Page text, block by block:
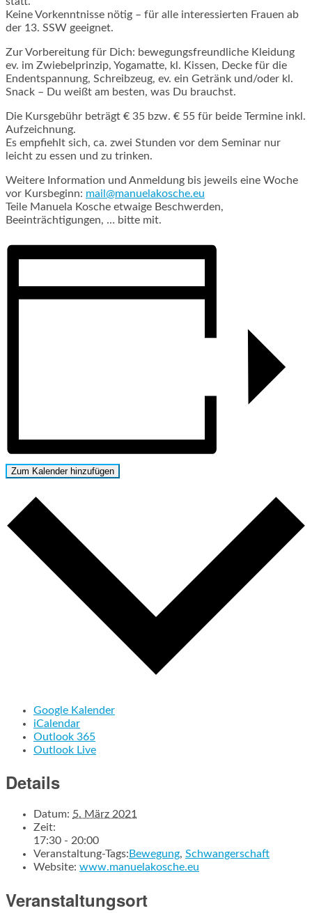
Keine Vorkenntnisse nötig – für alle interessierten Frauen ab
der 13. SSW geeignet.
Zur Vorbereitung für Dich: bewegungsfreundliche Kleidung
ev. im Zwiebelprinzip, Yogamatte, kl. Kissen, Decke für die
Endentspannung, Schreibzeug, ev. ein Getränk und/oder kl.
Snack – Du weißt am besten, was Du brauchst.
Die Kursgebühr beträgt € 35 bzw. € 55 für beide Termine inkl.
Aufzeichnung.
Es empfiehlt sich, ca. zwei Stunden vor dem Seminar nur
leicht zu essen und zu trinken.
Weitere Information und Anmeldung bis jeweils eine Woche
vor Kursbeginn: mail@manuelakosche.eu
Teile Manuela Kosche etwaige Beschwerden,
Beeinträchtigungen, … bitte mit.
Zum Kalender hinzufügen
Google Kalender
iCalendar
Outlook 365
Outlook Live
Details
Datum: 5. März 2021
Zeit:
17:30 - 20:00
Veranstaltung-Tags: Bewegung, Schwangerschaft
Website: www.manuelakosche.eu
Veranstaltungsort